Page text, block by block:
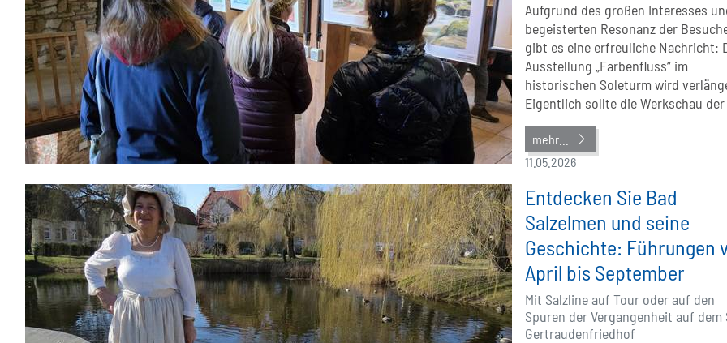
Aufgrund des großen Interesses
begeisterten Resonanz der
gibt es eine erfreuliche Nachricht:
Ausstellung „Farbenfluss“ im
historischen Soleturm wird
Eigentlich sollte die Werkschau der
mehr...
11.05.2026
Entdecken Sie Bad
Salzelmen und seine
Geschichte: Führungen
April bis September
Mit Salzline auf Tour oder auf den
Spuren der Vergangenheit auf dem
Gertraudenfriedhof